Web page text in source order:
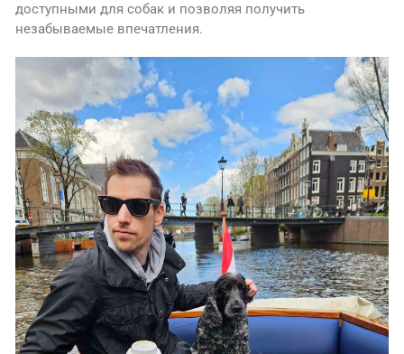
доступными для собак и позволяя получить
незабываемые впечатления.